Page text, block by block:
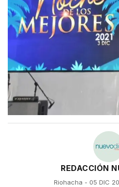
REDACCIÓN
Riohacha - 05 DIC